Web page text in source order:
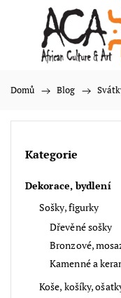
Domů / Blog /
Kategorie
Dekorace, bydlení
Sošky, figurky
Dřevěné sošky
Bronzové,
Kamenné a
Koše, košíky,